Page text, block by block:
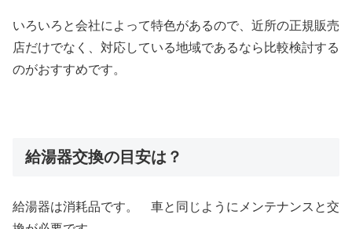
いろいろと会社によって特色があるので、近所の正規販売
店だけでなく、対応している地域であるなら比較検討する
のがおすすめです。
給湯器交換の目安は？
給湯器は消耗品です。 車と同じようにメンテナンスと交